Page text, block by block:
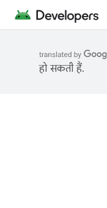
हो सकती हैं.